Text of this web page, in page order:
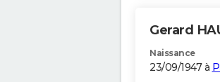
Gerard
Naissance
23/09/1947 à